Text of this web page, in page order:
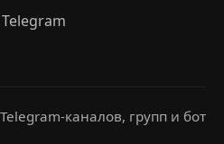
каналов, групп и бот